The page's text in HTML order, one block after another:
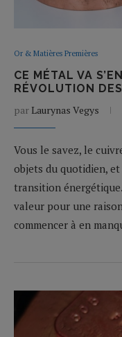
Or & Matières Premières
CE MÉTAL VA
RÉVOLUTION
par Laurynas Vegys
Vous le savez, le
objets du quotidien,
transition
valeur pour une
commencer à en